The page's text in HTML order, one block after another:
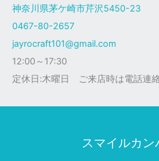
様
神奈川県茅ケ崎市芹沢5450-23
0467-80-2657
jayrocraft101@gmail.com
12:00～17:30
定休日:木曜日 ご来店時は電話連
スマイルカン